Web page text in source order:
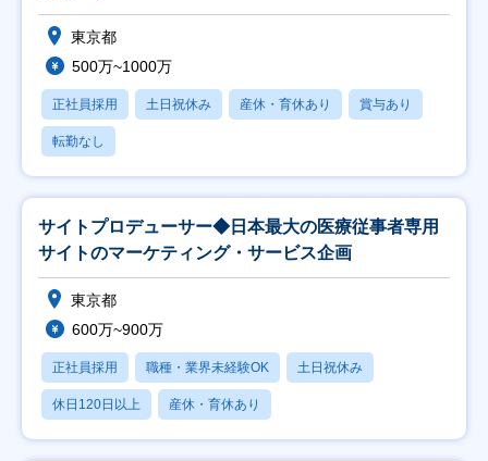
東京都
500万~1000万
正社員採用 土日祝休み 産休・育休あり 賞与あり
転勤なし
サイトプロデューサー◆日本最大の医療従事者専用
サイトのマーケティング・サービス企画
東京都
600万~900万
正社員採用 職種・業界未経験OK 土日祝休み
休日120日以上 産休・育休あり